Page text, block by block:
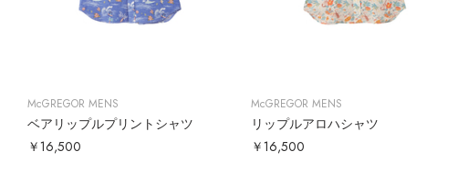
McGREGOR MENS
ベアリップルプリントシャツ
￥16,500
McGREGOR MENS
リップルアロハシャツ
￥16,500